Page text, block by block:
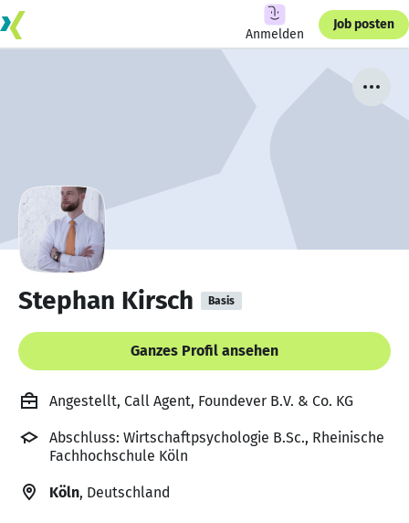
Anmelden
Job posten
Stephan Kirsch Basis
Ganzes Profil ansehen
Angestellt, Call Agent, Foundever B.V. & Co. KG
Abschluss: Wirtschaftpsychologie B.Sc., Rheinische
Fachhochschule Köln
Köln, Deutschland